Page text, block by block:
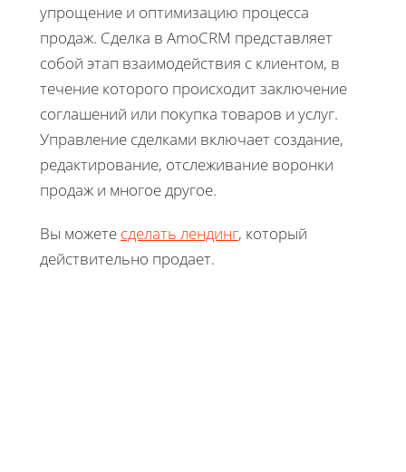
упрощение и оптимизацию процесса
продаж. Сделка в AmoCRM представляет
собой этап взаимодействия с клиентом, в
течение которого происходит заключение
соглашений или покупка товаров и услуг.
Управление сделками включает создание,
редактирование, отслеживание воронки
продаж и многое другое.
Вы можете сделать лендинг, который
действительно продает.